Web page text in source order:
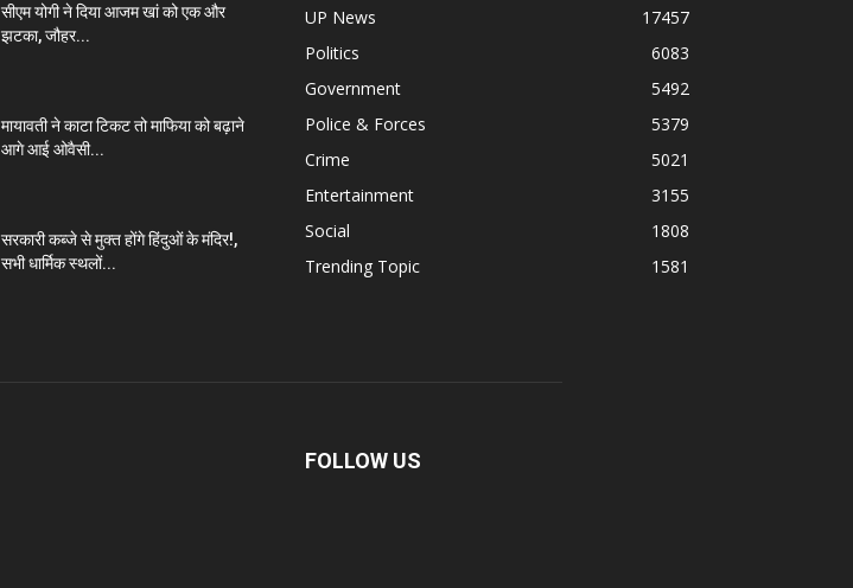
सीएम योगी ने दिया आजम खां को एक और
झटका, जौहर...
मायावती ने काटा टिकट तो माफिया को बढ़ाने
आगे आई ओवैसी...
सरकारी कब्जे से मुक्त होंगे हिंदुओं के मंदिर!,
सभी धार्मिक स्थलों...
UP News
17457
Politics
6083
Government
5492
Police & Forces
5379
Crime
5021
Entertainment
3155
Social
1808
Trending Topic
1581
FOLLOW US